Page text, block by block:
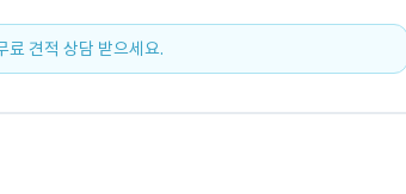
료 견적 상담 받으세요.